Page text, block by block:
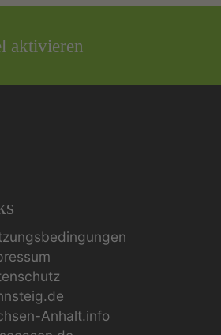
aktivieren
Anhalt.info